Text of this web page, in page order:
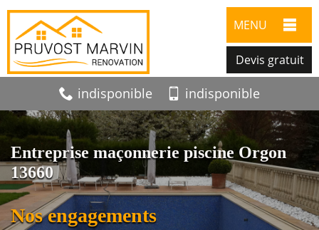
MENU
Devis gratuit
indisponible indisponible
Entreprise maçonnerie piscine Orgon
13660
Nos engagements